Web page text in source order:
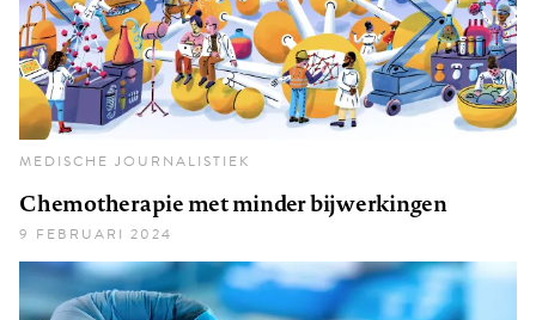
MEDISCHE JOURNALISTIEK
Chemotherapie met minder bijwerkingen
9 FEBRUARI 2024